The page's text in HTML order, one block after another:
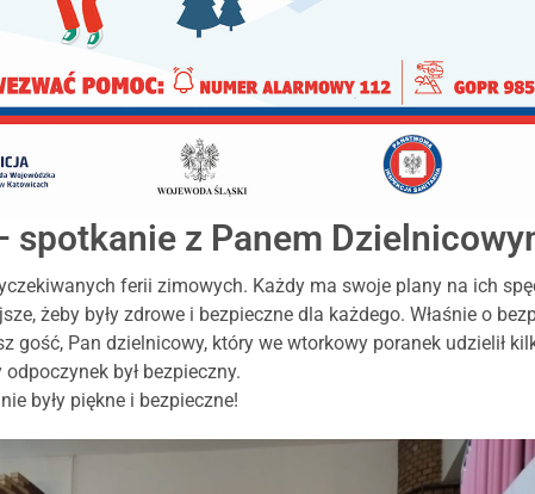
spotkanie z Panem
ferii zimowych. Każdy ma swoje plany na ich
żeby były zdrowe i bezpieczne dla każdego. Właśnie o
gość, Pan dzielnicowy, który we wtorkowy poranek udzielił
był bezpieczny.
były piękne i bezpieczne!